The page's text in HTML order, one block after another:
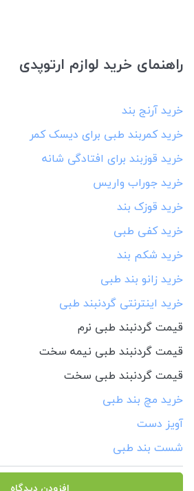
راهنمای خرید لوازم ارتوپدی
خرید آرنج بند
خرید کمربند طبی برای دیسک کمر
خرید قوزبند برای افتادگی شانه
خرید جوراب واریس
خرید قوزک بند
خرید کفی طبی
خرید شکم بند
خرید زانو بند طبی
خرید اینترنتی گردنبند طبی
قیمت گردنبند طبی نرم
قیمت گردنبند طبی نیمه سخت
قیمت گردنبند طبی سخت
خرید مچ بند طبی
آویز دست
شست بند طبی